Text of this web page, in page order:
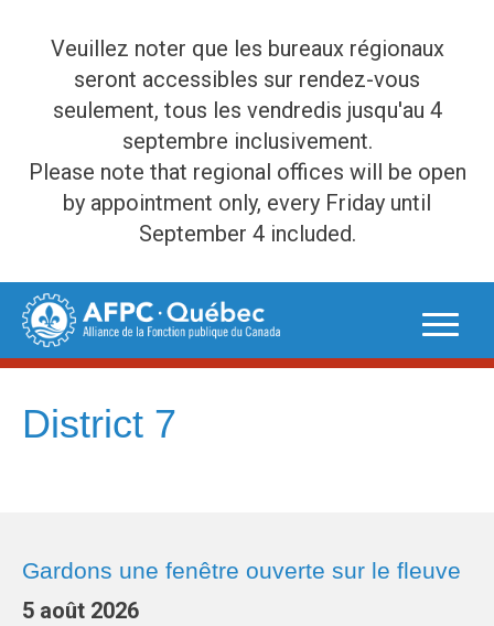
Veuillez noter que les bureaux régionaux
seront accessibles sur rendez-vous
seulement, tous les vendredis jusqu'au 4
septembre inclusivement.
Please note that regional offices will be open
by appointment only, every Friday until
September 4 included.
Skip
content
District 7
Gardons une fenêtre ouverte sur le fleuve
5 août 2026